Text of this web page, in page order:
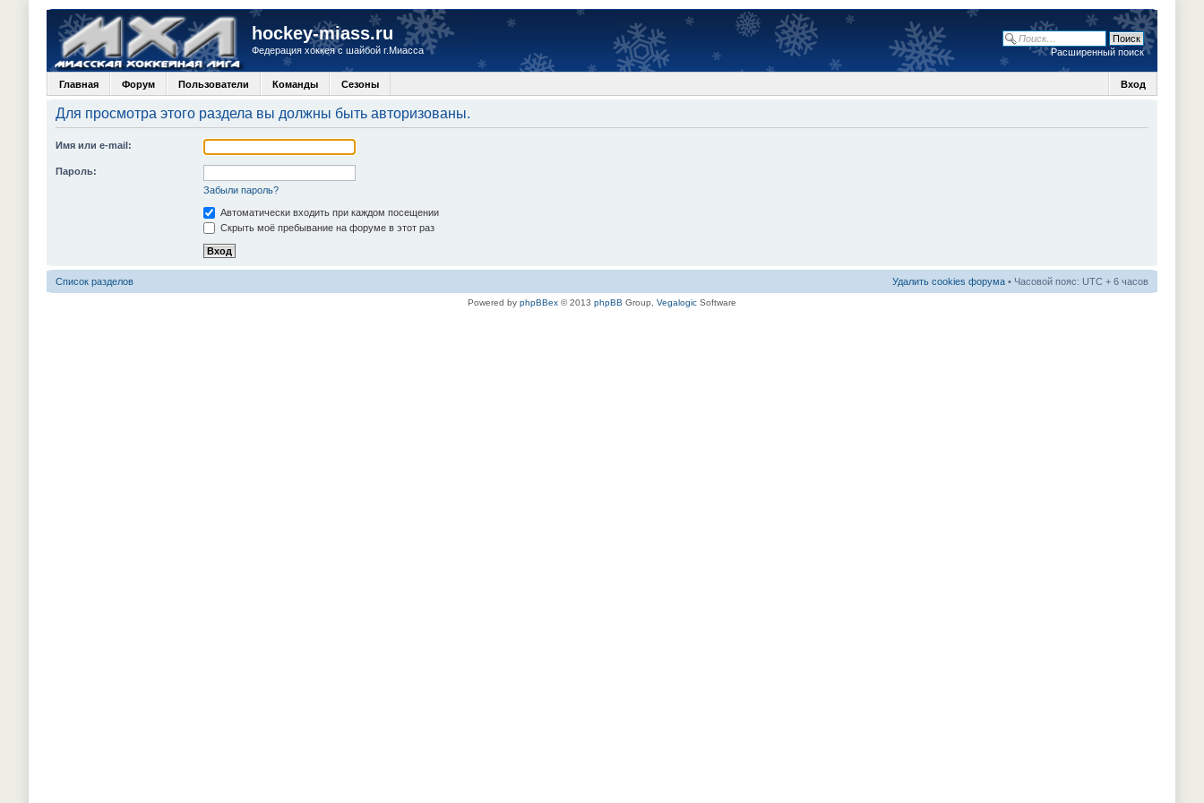
hockey-miass.ru
Федерация хоккея с шайбой г.Миасса Расширенный поиск
Главная Форум Пользователи Команды Сезоны Вход
Для просмотра этого раздела вы должны быть авторизованы.
Имя или e-mail:
Пароль:
Забыли пароль?
Автоматически входить при каждом посещении
Скрыть моё пребывание на форуме в этот раз
Список разделов Удалить cookies форума • Часовой пояс: UTC + 6 часов
Powered by phpBBex © 2013 phpBB Group, Vegalogic Software